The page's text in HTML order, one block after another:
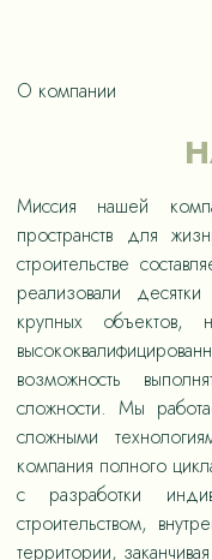
О компании
Миссия нашей
пространств для
строительстве
реализовали
крупных
возможность
сложности. Мы
сложными
компания полного
с разработки
строительством,
территории,